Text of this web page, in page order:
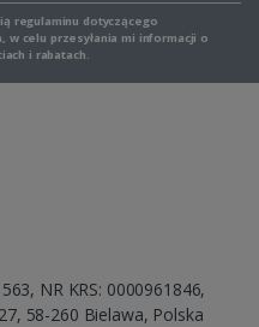
regulaminu dotyczącego
w celu przesyłania mi informacji o
i rabatach.
NR KRS: 0000961846,
58-260 Bielawa, Polska